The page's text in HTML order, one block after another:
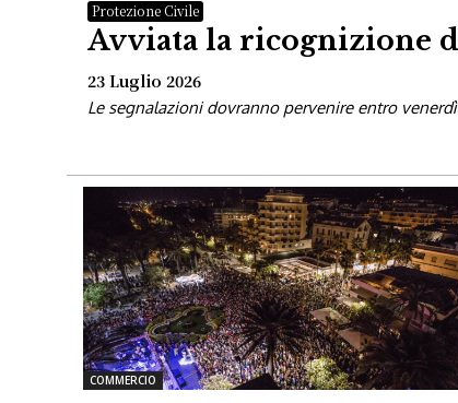
Protezione Civile
Avviata la ricognizione
23 Luglio 2026
Le segnalazioni dovranno pervenire entro
COMMERCIO